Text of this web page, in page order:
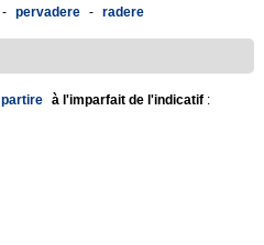
- pervadere - radere
partire à l'imparfait de l'indicatif :